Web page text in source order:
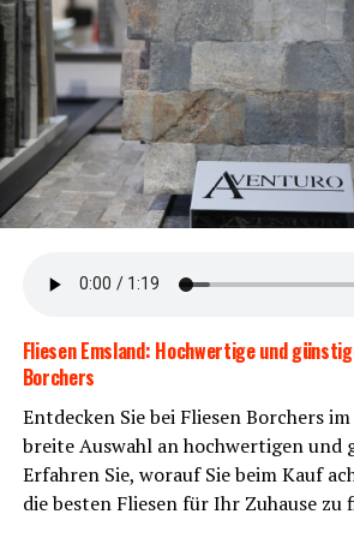
Gates-Rie­men­an­trieb
Der war­tungs­ar­me Rie­men­an­trieb
gen­freie und kom­for­ta­ble Kilo­me­ter.
tet weni­ger War­tung und mehr
KOGA Evia
Flie­sen Ems­land: Hoch­wer­ti­ge und
Borchers
Ent­de­cken Sie bei Flie­sen Bor­chers
brei­te Aus­wahl an hoch­wer­ti­gen und
Erfah­ren Sie, wor­auf Sie beim Kauf
die bes­ten Flie­sen für Ihr Zuhau­se zu